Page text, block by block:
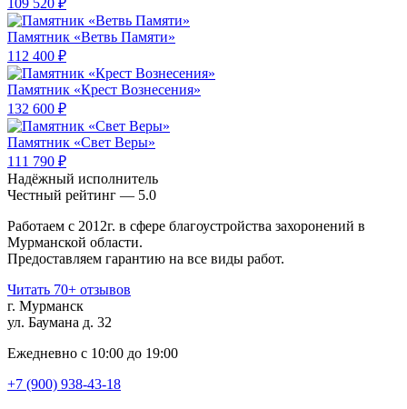
109 520 ₽
Памятник «Ветвь Памяти»
112 400 ₽
Памятник «Крест Вознесения»
132 600 ₽
Памятник «Свет Веры»
111 790 ₽
Надёжный исполнитель
Чеcтный рейтинг — 5.0
Работаем с 2012г. в сфере благоустройства захоронений в
Мурманской области.
Предоставляем гарантию на все виды работ.
Читать 70+ отзывов
г. Мурманск
ул. Баумана д. 32
Ежедневно с 10:00 до 19:00
+7 (900) 938-43-18